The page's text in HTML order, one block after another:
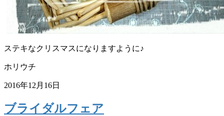
ステキなクリスマスになりますように♪
ホリウチ
2016年12月16日
ブライダルフェア